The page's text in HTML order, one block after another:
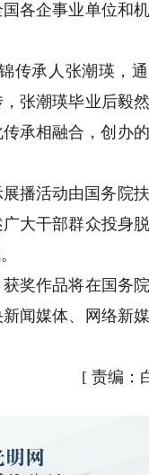
各企事业单位和
传承人张潮瑛，
张潮瑛毕业后毅
承相融合，创办
播活动由国务院
大干部群众投身
奖作品将在国务
闻媒体、网络新
[ 责编：